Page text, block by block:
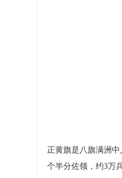
正黄旗是八旗满洲
个半分佐领，约3万